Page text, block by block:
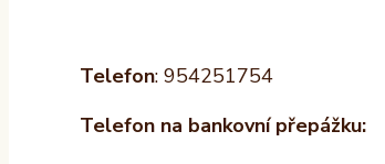
Telefon: 954251754
Telefon na bankovní přepážku: